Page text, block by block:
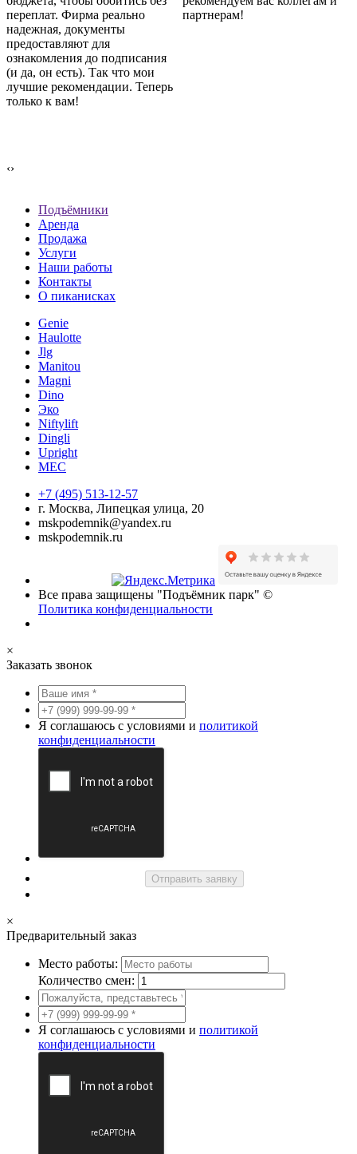
переплат. Фирма реально
надежная, документы
предоставляют для
ознакомления до подписания
(и да, он есть). Так что мои
лучшие рекомендации. Теперь
только к вам!
партнерам!
‹›
Подъёмники
Аренда
Продажа
Услуги
Наши работы
Контакты
О пиканисках
Genie
Haulotte
Jlg
Manitou
Magni
Dino
Эко
Niftylift
Dingli
Upright
MEC
+7 (495) 513-12-57
г. Москва, Липецкая улица, 20
mskpodemnik@yandex.ru
mskpodemnik.ru
Все права защищены "Подъёмник парк" ©
Политика конфиденциальности
×
Заказать звонок
Я соглашаюсь с условиями и политикой
конфиденциальности
Отправить заявку
×
Предварительный заказ
Место работы:
Количество смен:
Я соглашаюсь с условиями и политикой
конфиденциальности